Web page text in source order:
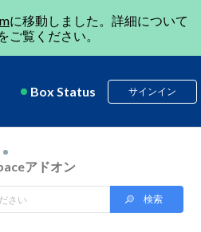
に移動しました。詳細について
ご覧ください。
Box Status サインイン
アドオン